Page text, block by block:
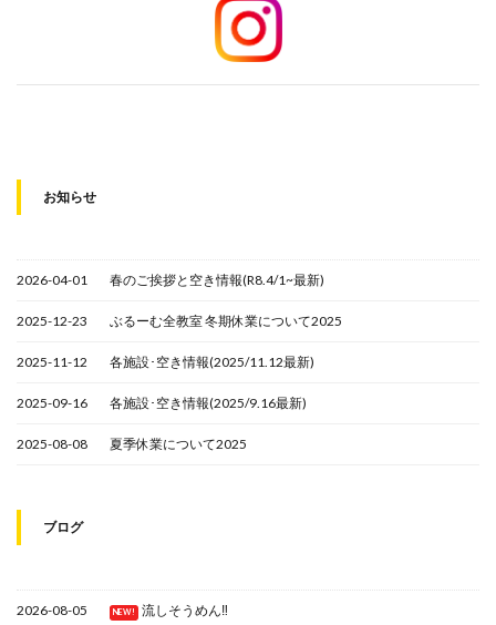
お知らせ
2026-04-01 春のご挨拶と空き情報(R8.4/1~最新)
2025-12-23 ぶるーむ全教室 冬期休業について2025
2025-11-12 各施設･空き情報(2025/11.12最新)
2025-09-16 各施設･空き情報(2025/9.16最新)
2025-08-08 夏季休業について2025
ブログ
2026-08-05 NEW! 流しそうめん‼